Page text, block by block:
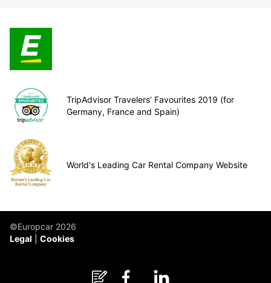
TripAdvisor Travelers’ Favourites 2019 (for
Germany, France and Spain)
World's Leading Car Rental Company Website
©Europcar 2026
Legal
Cookies